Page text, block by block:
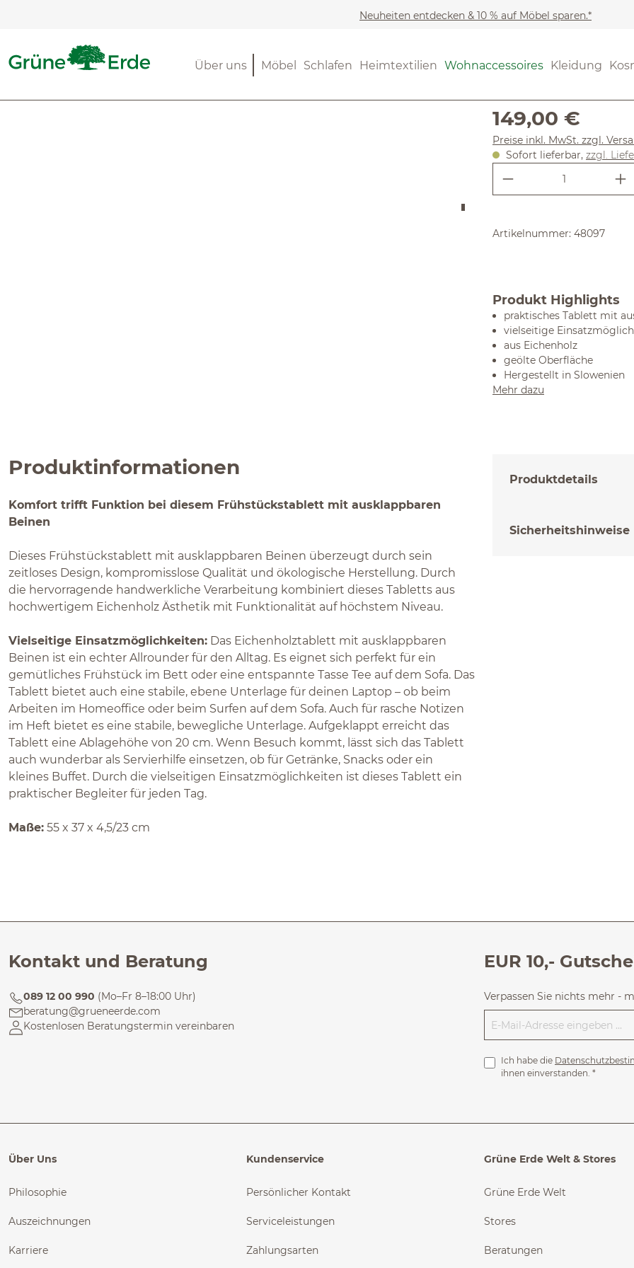
Neuheiten entdecken & 10 % auf Möbel sparen.*
Möbel Schlafen Heimtextilien Wohnaccessoires Kleidung
Über uns (3.67) 3
Regulärer Preis:
149,00 €
Preise inkl. MwSt. zzgl.
Sofort lieferbar, zzgl.
Produkt
Artikelnummer: 48097
Produkt Highlights
praktisches Tablett mit
vielseitige
aus Eichenholz
geölte Oberfläche
Hergestellt in Slowenien
Mehr dazu
Produktinformationen
Komfort trifft Funktion bei diesem Frühstückstablett mit ausklappbaren
Beinen
Dieses Frühstückstablett mit ausklappbaren Beinen überzeugt durch sein
zeitloses Design, kompromisslose Qualität und ökologische Herstellung. Durch
die hervorragende handwerkliche Verarbeitung kombiniert dieses Tabletts aus
hochwertigem Eichenholz Ästhetik mit Funktionalität auf höchstem Niveau.
Vielseitige Einsatzmöglichkeiten: Das Eichenholztablett mit ausklappbaren
Beinen ist ein echter Allrounder für den Alltag. Es eignet sich perfekt für ein
gemütliches Frühstück im Bett oder eine entspannte Tasse Tee auf dem Sofa. Das
Tablett bietet auch eine stabile, ebene Unterlage für deinen Laptop – ob beim
Arbeiten im Homeoffice oder beim Surfen auf dem Sofa. Auch für rasche Notizen
im Heft bietet es eine stabile, bewegliche Unterlage. Aufgeklappt erreicht das
Tablett eine Ablagehöhe von 20 cm. Wenn Besuch kommt, lässt sich das Tablett
auch wunderbar als Servierhilfe einsetzen, ob für Getränke, Snacks oder ein
kleines Buffet. Durch die vielseitigen Einsatzmöglichkeiten ist dieses Tablett ein
praktischer Begleiter für jeden Tag.
Maße: 55 x 37 x 4,5/23 cm
Produktdetails
Sicherheitshinweise
Kontakt und Beratung
089 12 00 990 (Mo–Fr 8–18:00 Uhr)
beratung@grueneerde.com
Kostenlosen Beratungstermin vereinbaren
EUR 10,-
Verpassen Sie nichts mehr -
Ich habe die
ihnen einverstanden. *
Über Uns
Philosophie
Auszeichnungen
Karriere
Kundenservice
Persönlicher Kontakt
Serviceleistungen
Zahlungsarten
Grüne Erde Welt & Stores
Grüne Erde Welt
Stores
Beratungen